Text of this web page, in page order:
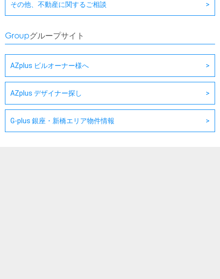
その他、不動産に関するご相談
Groupグループサイト
AZplus ビルオーナー様へ
AZplus デザイナー探し
G-plus 銀座・新橋エリア物件情報